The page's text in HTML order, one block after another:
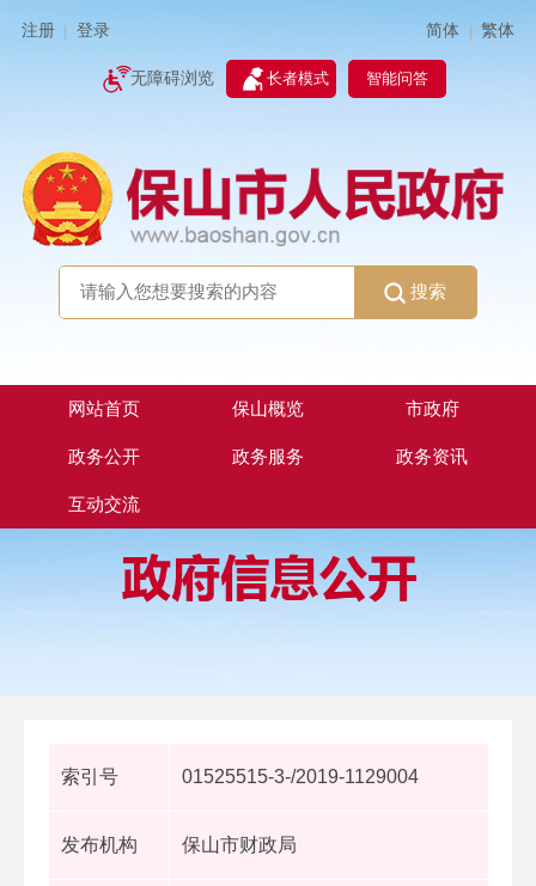
注册 登录 简体 | 繁体
无障碍浏览 长者模式 智能问答
搜索
网站首页 保山概览 市政府
政务公开 政务服务 政务资讯
互动交流
索引号 01525515-3-/2019-1129004
发布机构 保山市财政局